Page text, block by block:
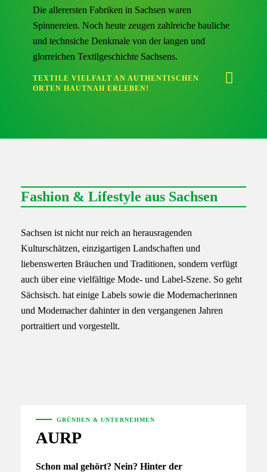
Die allerersten Fabriken in Sachsen waren
Spinnereien. Noch heute zeugen zahlreiche bauliche
und technsiche Denkmale von der langen und
glorreichen Textilgeschichte Sachsens.
TEXTILE VIELFALT AN AUTHENTISCHEN
ORTEN HAUTNAH ERLEBEN!
Fashion & Lifestyle aus Sachsen
Sachsen ist nicht nur reich an herausragenden
Kulturschätzen, einzigartigen Landschaften und
liebenswerten Bräuchen und Traditionen, sondern verfügt
auch über eine vielfältige Mode- und Label-Szene. So geht
Sächsisch. hat einige Labels sowie die Modemacherinnen
und Modemacher dahinter in den vergangenen Jahren
portraitiert und vorgestellt.
GRÜNDEN & UNTERNEHMEN
AURP
Schon mal gehört? Nein? Hinter der